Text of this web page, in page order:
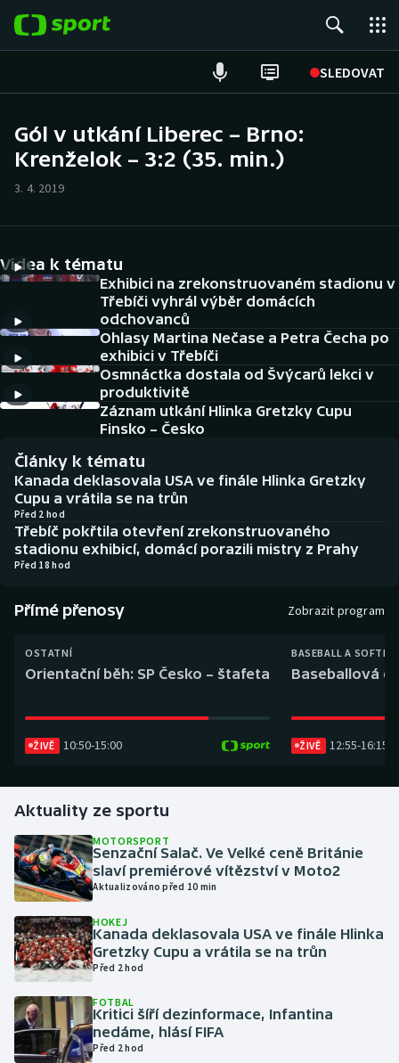
SLEDOVAT
Hokej
Cyklistika
DALŠÍ SPORTY
Americký fotbal
Baseball a softbal
Basketbal
Biatlon
Boby a skeleton
Dostihy
Futsal
Gymnastika
Házená
Jezdectví
Judo
Krasobruslení
Lezení
NEPŘEHLÉDNĚTE
Soutěže
Historické návraty
Aplikace ČT sport
AZ kvíz
Gól v utkání Liberec – Brno:
Krenželok – 3:2 (35. min.)
3. 4. 2019
Videa k tématu
Exhibici na zrekonstruovaném stadionu v
Třebíči vyhrál výběr domácích
odchovanců
Ohlasy Martina Nečase a Petra Čecha po
exhibici v Třebíči
Osmnáctka dostala od Švýcarů lekci v
produktivitě
Záznam utkání Hlinka Gretzky Cupu
Finsko – Česko
Články k tématu
Kanada deklasovala USA ve finále Hlinka Gretzky
Cupu a vrátila se na trůn
Před 2 hod
Třebíč pokřtila otevření zrekonstruovaného
stadionu exhibicí, domácí porazili mistry z Prahy
Před 18 hod
Přímé přenosy Zobrazit program
OSTATNÍ
Orientační běh: SP Česko – štafeta
ŽIVĚ 10:50-15:00
BASEBALL A
Baseballová
ŽIVĚ 12:55-16:15
Aktuality ze sportu
MOTORSPORT
Senzační Salač. Ve Velké ceně Británie
slaví premiérové vítězství v Moto2
Aktualizováno před 10 min
HOKEJ
Kanada deklasovala USA ve finále Hlinka
Gretzky Cupu a vrátila se na trůn
Před 2 hod
FOTBAL
Kritici šíří dezinformace, Infantina
nedáme, hlásí FIFA
Před 2 hod